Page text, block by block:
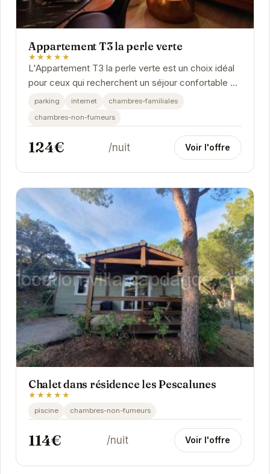
Appartement T3 la perle verte
★★★★★
L'Appartement T3 la perle verte est un choix idéal
pour ceux qui recherchent un séjour confortable et
relaxant à Agde. Avec ses chambres...
parking internet
chambres-familiales
chambres-non-fumeurs
124€ /nuit Voir l'offre
Chalet dans résidence les Pescalunes
★★★★★
piscine chambres-non-fumeurs
114€ /nuit Voir l'offre